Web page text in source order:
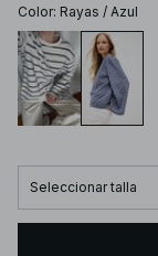
Color: Rayas / Azul
Seleccionar talla